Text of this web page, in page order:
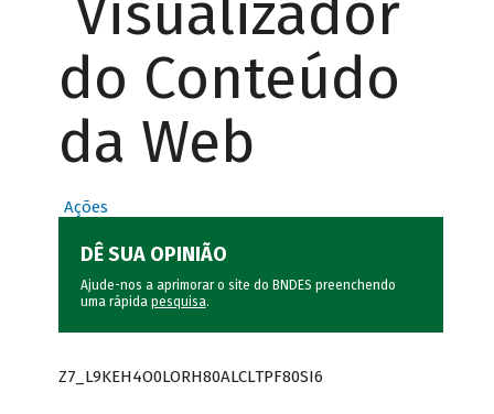
Visualizador
do Conteúdo
da Web
Ações
DÊ SUA OPINIÃO
Ajude-nos a aprimorar o site do BNDES preenchendo
uma rápida pesquisa.
Z7_L9KEH4O0LORH80ALCLTPF80SI6